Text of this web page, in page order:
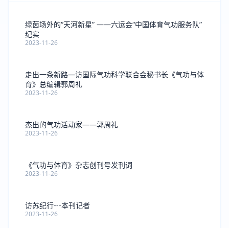
绿茵场外的“天河新星” ——六运会“中国体育气功服务队”
纪实
2023-11-26
走出一条新路—访国际气功科学联合会秘书长《气功与体
育》总编辑郭周礼
2023-11-26
杰出的气功活动家——郭周礼
2023-11-26
《气功与体育》杂志创刊号发刊词
2023-11-26
访苏纪行---本刊记者
2023-11-26